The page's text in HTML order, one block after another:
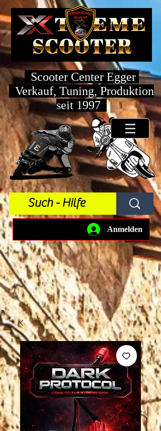
Scooter Center Egger
Verkauf, Tuning, Produktion
seit 1997
Anmelden